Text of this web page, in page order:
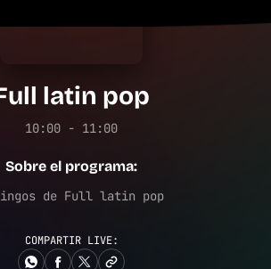
latin pop
10:00 - 11:00
Sobre el programa:
de Full latin pop
COMPARTIR LIVE: